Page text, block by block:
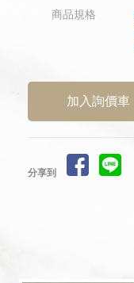
商品規格
分享到